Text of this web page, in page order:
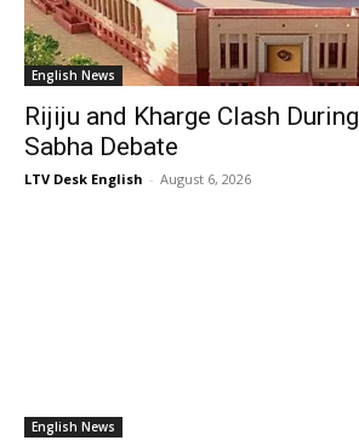
English News
Rijiju and Kharge Clash
Sabha Debate
LTV Desk English - August 6, 2026
English News